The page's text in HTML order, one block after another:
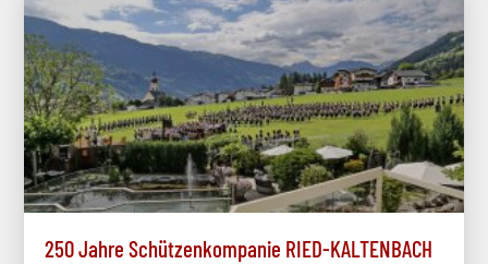
250 Jahre Schützenkompanie RIED-KALTENBACH